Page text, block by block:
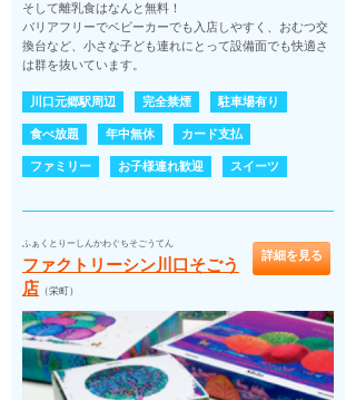
そして離乳食はなんと無料！
バリアフリーでベビーカーでも入店しやすく、おむつ交
換台など、小さな子ども連れにとって設備面でも快適さ
は群を抜いています。
川口元郷駅周辺 完全禁煙 駐車場有り
食べ放題 年中無休 カード支払
ファミリー お子様連れ歓迎 スイーツ
ふぁくとりーしんかわぐちそごうてん
ファクトリーシン川口そごう
店 （栄町）
詳細を見る